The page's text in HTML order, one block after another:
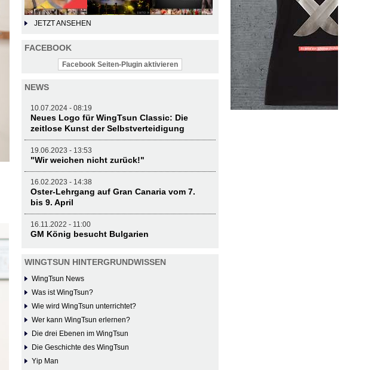
JETZT ANSEHEN
FACEBOOK
Facebook Seiten-Plugin aktivieren
NEWS
10.07.2024 - 08:19
Neues Logo für WingTsun Classic: Die
zeitlose Kunst der Selbstverteidigung
19.06.2023 - 13:53
"Wir weichen nicht zurück!"
16.02.2023 - 14:38
Oster-Lehrgang auf Gran Canaria vom 7.
bis 9. April
16.11.2022 - 11:00
GM König besucht Bulgarien
WINGTSUN HINTERGRUNDWISSEN
WingTsun News
Was ist WingTsun?
Wie wird WingTsun unterrichtet?
Wer kann WingTsun erlernen?
Die drei Ebenen im WingTsun
Die Geschichte des WingTsun
Yip Man